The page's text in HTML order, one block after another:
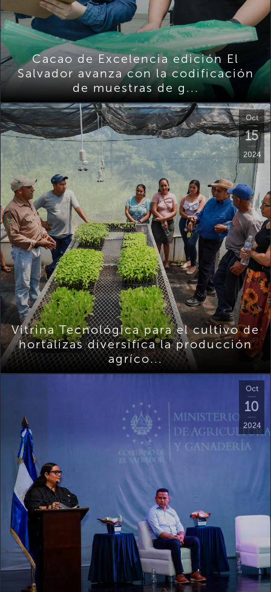
Cacao de Excelencia edición El
Salvador avanza con la codificación
de muestras de g...
Oct
15
2024
Vitrina Tecnológica para el cultivo de
hortalizas diversifica la producción
agríco...
Oct
10
2024